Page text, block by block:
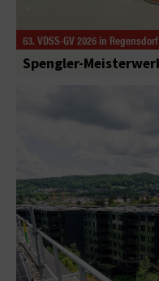
63. VDSS-GV 2026 in Regensdorf
Spengler-